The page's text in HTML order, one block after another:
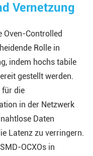
Vernetzung
Oven-Controlled
Rolle in
indem hochs tabile
gestellt werden.
für die
in der Netzwerk
Daten
Latenz zu verringern.
OCXOs in